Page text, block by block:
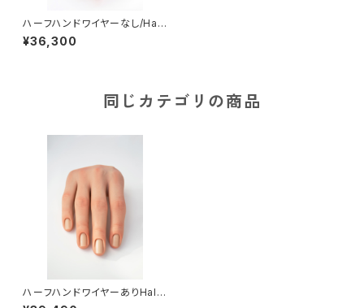
ハーフハンドワイヤーなし/Half
Hand with non wire/ Life Li
ke ,Winter
¥36,300
同じカテゴリの商品
ハーフハンドワイヤーありHalf
Hand with wire/ Life Like ,